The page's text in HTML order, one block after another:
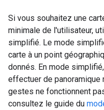
Si vous souhaitez une
minimale de l'utilisateur,
simplifié. Le mode
carte à un point
donnés. En mode
effectuer de panoramique
gestes ne fonctionnent
consultez le guide du